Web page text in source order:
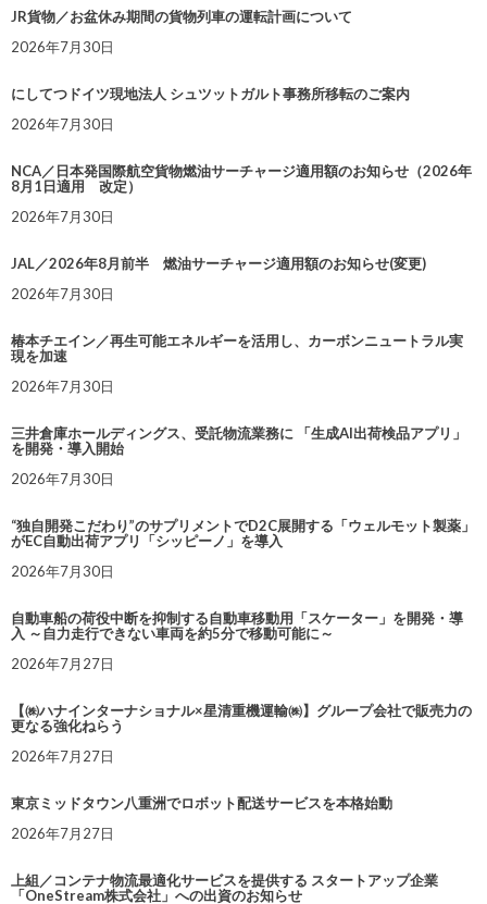
JR貨物／お盆休み期間の貨物列車の運転計画について
2026年7月30日
にしてつドイツ現地法人 シュツットガルト事務所移転のご案内
2026年7月30日
NCA／日本発国際航空貨物燃油サーチャージ適用額のお知らせ（2026年
8月1日適用 改定）
2026年7月30日
JAL／2026年8月前半 燃油サーチャージ適用額のお知らせ(変更)
2026年7月30日
椿本チエイン／再生可能エネルギーを活用し、カーボンニュートラル実
現を加速
2026年7月30日
三井倉庫ホールディングス、受託物流業務に 「生成AI出荷検品アプリ」
を開発・導入開始
2026年7月30日
“独自開発こだわり”のサプリメントでD2C展開する「ウェルモット製薬」
がEC自動出荷アプリ「シッピーノ」を導入
2026年7月30日
自動車船の荷役中断を抑制する自動車移動用「スケーター」を開発・導
入 ～自力走行できない車両を約5分で移動可能に～
2026年7月27日
【㈱ハナインターナショナル×星清重機運輸㈱】グループ会社で販売力の
更なる強化ねらう
2026年7月27日
東京ミッドタウン八重洲でロボット配送サービスを本格始動
2026年7月27日
上組／コンテナ物流最適化サービスを提供する スタートアップ企業
「OneStream株式会社」への出資のお知らせ